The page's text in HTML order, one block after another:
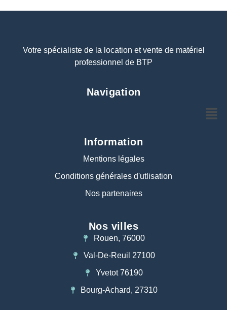
Votre spécialiste de la location et vente de matériel
professionnel de BTP
Navigation
Information
Mentions légales
Conditions générales d'utlisation
Nos partenaires
Nos villes
Rouen, 76000
Val-De-Reuil 27100
Yvetot 76190
Bourg-Achard, 27310